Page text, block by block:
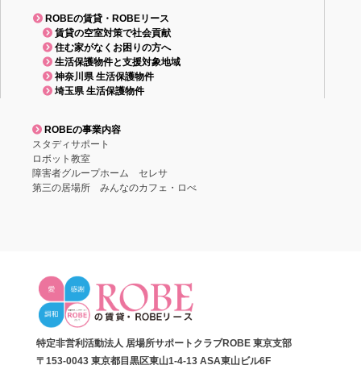
ROBEの賃貸・ROBEリース
賃貸の空室対策で社会貢献
住む家がなくお困りの方へ
生活保護物件と支援対象地域
神奈川県 生活保護物件
埼玉県 生活保護物件
ROBEの事業内容
スタディサポート
ロボット教室
障害者グループホーム セレサ
第三の居場所 みんなのカフェ・ロべ
特定非営利活動法人 居場所サポートクラブROBE 東京支部
〒153-0043 東京都目黒区東山1-4-13 ASA東山ビル6F